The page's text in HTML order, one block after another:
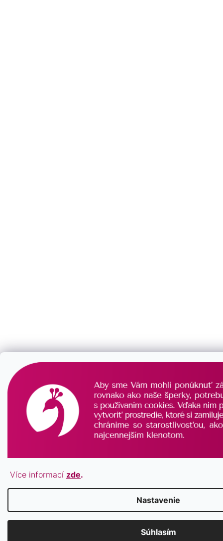
Více informací zde.
Nastavenie
Súhlasím